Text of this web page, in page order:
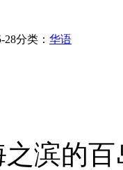
28分类： 华语
滨的